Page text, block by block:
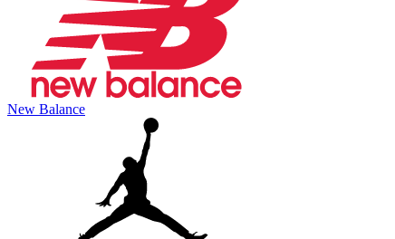
New Balance